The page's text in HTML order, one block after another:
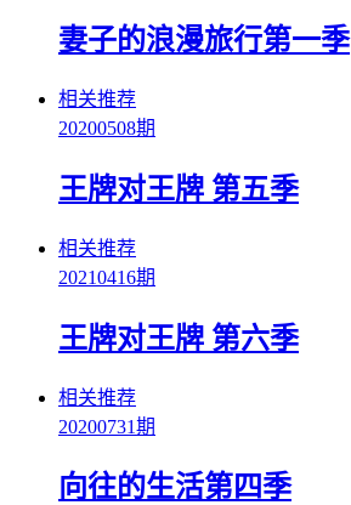
妻子的浪漫旅行第一季
相关推荐
20200508期
王牌对王牌 第五季
相关推荐
20210416期
王牌对王牌 第六季
相关推荐
20200731期
向往的生活第四季